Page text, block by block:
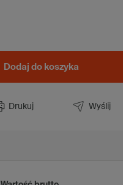
Dodaj do koszyka
Drukuj Wyślij